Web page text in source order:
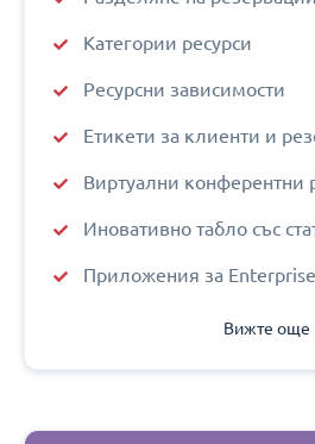
Категории ресурси
Ресурсни зависимости
Етикети за клиенти и
Виртуални конферентни
Иновативно табло със
Приложения за Enterprise
Вижте още